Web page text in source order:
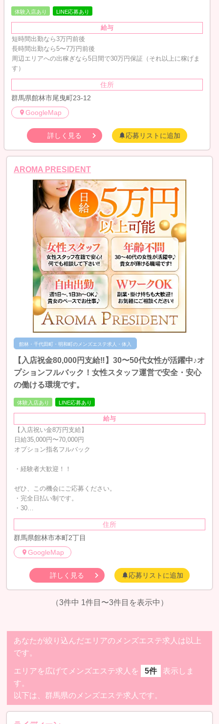
体験入店あり LINE応募あり
給与
短時間出勤なら3万円前後
長時間出勤なら5〜7万円前後
周辺エリアへの出稼ぎなら5日間で30万円保証（それ以上に稼げま
す）
住所
群馬県館林市尾曳町23-12
GoogleMap
詳しく見る 応募リストに追加
AROMA PRESIDENT
館林・千代田町・明和町のメンズエステ求人・体入
【入店祝金80,000円支給‼️】30〜50代女性が活躍中♪オ
プションフルバック！女性スタッフ運営で安全・安心
の働ける環境です。
体験入店あり LINE応募あり
給与
【入店祝い金8万円支給】
日給35,000円〜70,000円
オプション指名フルバック
・経験者大歓迎！！
ぜひ、この機会にご応募ください。
・完全日払い制です。
・30…
住所
群馬県館林市本町2丁目
GoogleMap
詳しく見る 応募リストに追加
（3件中 1件目〜3件目を表示中）
あなたが絞り込んだエリアのメンズエステ求人は以上
です。
エリアを広げてメンズエステ求人を 5件
表示しま
す。
以下は、群馬県のメンズエステ求人です。